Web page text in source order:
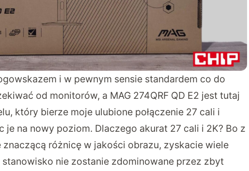
i w pewnym sensie standardem co do
od monitorów, a MAG 274QRF QD E2 jest tutaj
który bierze moje ulubione połączenie 27 cali i
na nowy poziom. Dlaczego akurat 27 cali i 2K? Bo z
różnicę w jakości obrazu, zyskacie wiele
nie zostanie zdominowane przez zbyt